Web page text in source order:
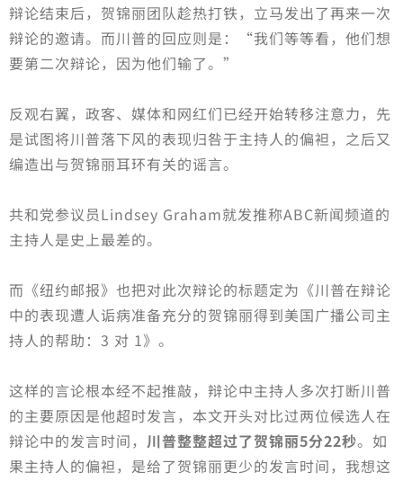
辩论结束后，贺锦丽团队趁热打铁，立马发出了再来一次
辩论的邀请。而川普的回应则是：“我们等等看，他们想
要第二次辩论，因为他们输了。”
反观右翼，政客、媒体和网红们已经开始转移注意力，先
是试图将川普落下风的表现归咎于主持人的偏袒，之后又
编造出与贺锦丽耳环有关的谣言。
共和党参议员Lindsey Graham就发推称ABC新闻频道的
主持人是史上最差的。
而《纽约邮报》也把对此次辩论的标题定为《川普在辩论
中的表现遭人诟病准备充分的贺锦丽得到美国广播公司主
持人的帮助：3 对 1》。
这样的言论根本经不起推敲，辩论中主持人多次打断川普
的主要原因是他超时发言，本文开头对比过两位候选人在
辩论中的发言时间， 川普整整超过了贺锦丽5分22秒。如
果主持人的偏袒，是给了贺锦丽更少的发言时间，我想这